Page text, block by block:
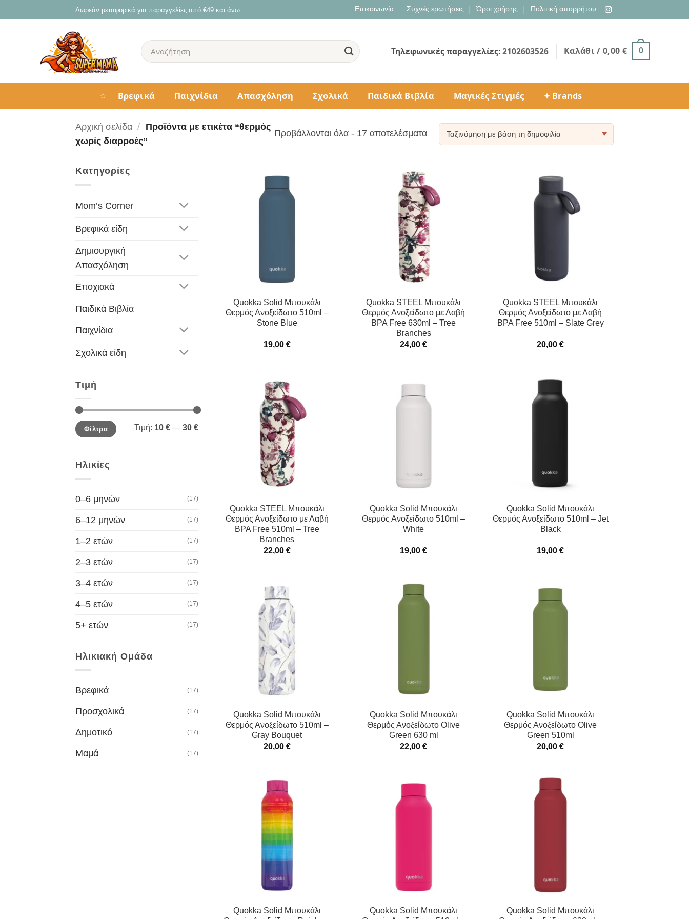
στο
Δωρεάν μεταφορικά για παραγγελίες από €49 και άνω Επικοινωνία Συχνές ερωτήσεις Όροι χρήσης Πολιτική απορρήτου
Αναζήτηση
για:
Τηλεφωνικές παραγγελίες:2102603526 Καλάθι / 0,00 € 0
☆ Βρεφικά Παιχνίδια Απασχόληση Σχολικά Παιδικά Βιβλία Μαγικές Στιγμές ✦ Brands
Αρχική σελίδα / Προϊόντα με ετικέτα “θερμός
χωρίς διαρροές”
Προβάλλονται όλα - 17 αποτελέσματαSorted
Κατηγορίες
Mom’s Corner
Βρεφικά είδη
Δημιουργική
Απασχόληση
Εποχιακά
Παιδικά Βιβλία
Παιχνίδια
Σχολικά είδη
Τιμή
Ελάχιστη
τιμή
Μέγιστη
τιμήΦίλτρα Τιμή: 10 € — 30 €
Ηλικίες
0–6 μηνών (17)
6–12 μηνών (17)
1–2 ετών (17)
2–3 ετών (17)
3–4 ετών (17)
4–5 ετών (17)
5+ ετών (17)
Ηλικιακή Ομάδα
Βρεφικά (17)
Προσχολικά (17)
Δημοτικό (17)
Μαμά (17)
Quokka Solid Μπουκάλι
Θερμός Ανοξείδωτο 510ml –
Stone Blue
19,00 €
Quokka STEEL Μπουκάλι
Θερμός Ανοξείδωτο με Λαβή
BPA Free 630ml – Tree
Branches
24,00€
Quokka STEEL Μπουκάλι
Θερμός Ανοξείδωτο με Λαβή
BPA Free 510ml – Slate Grey
20,00€
Quokka STEEL Μπουκάλι
Θερμός Ανοξείδωτο με Λαβή
BPA Free 510ml – Tree
Branches
22,00 €
Quokka Solid Μπουκάλι
Θερμός Ανοξείδωτο 510ml –
White
19,00€
Quokka Solid Μπουκάλι
Θερμός Ανοξείδωτο 510ml – Jet
Black
19,00€
Quokka Solid Μπουκάλι
Θερμός Ανοξείδωτο 510ml –
Gray Bouquet
20,00 €
Quokka Solid Μπουκάλι
Θερμός Ανοξείδωτο Olive
Green 630 ml
22,00€
Quokka Solid Μπουκάλι
Θερμός Ανοξείδωτο Olive
Green 510ml
20,00€
Quokka Solid Μπουκάλι
Quokka Solid Μπουκάλι
Quokka Solid Μπουκάλι